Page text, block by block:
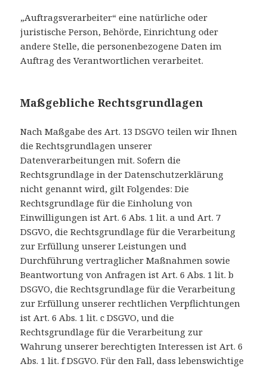
„Auftragsverarbeiter“ eine natürliche oder
juristische Person, Behörde, Einrichtung oder
andere Stelle, die personenbezogene Daten im
Auftrag des Verantwortlichen verarbeitet.
Maßgebliche Rechtsgrundlagen
Nach Maßgabe des Art. 13 DSGVO teilen wir Ihnen
die Rechtsgrundlagen unserer
Datenverarbeitungen mit. Sofern die
Rechtsgrundlage in der Datenschutzerklärung
nicht genannt wird, gilt Folgendes: Die
Rechtsgrundlage für die Einholung von
Einwilligungen ist Art. 6 Abs. 1 lit. a und Art. 7
DSGVO, die Rechtsgrundlage für die Verarbeitung
zur Erfüllung unserer Leistungen und
Durchführung vertraglicher Maßnahmen sowie
Beantwortung von Anfragen ist Art. 6 Abs. 1 lit. b
DSGVO, die Rechtsgrundlage für die Verarbeitung
zur Erfüllung unserer rechtlichen Verpflichtungen
ist Art. 6 Abs. 1 lit. c DSGVO, und die
Rechtsgrundlage für die Verarbeitung zur
Wahrung unserer berechtigten Interessen ist Art. 6
Abs. 1 lit. f DSGVO. Für den Fall, dass lebenswichtige